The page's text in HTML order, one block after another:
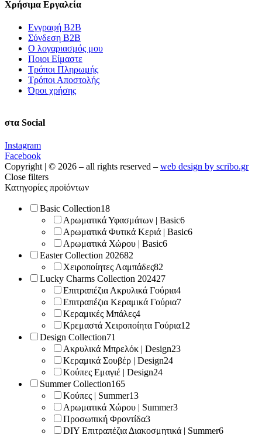
Χρήσιμα Εργαλεία
Εγγραφή Β2Β
Σύνδεση Β2Β
Ο λογαριασμός μου
Ποιοι Είμαστε
Τρόποι Πληρωμής
Τρόποι Αποστολής
Όροι χρήσης
στα Social
Instagram
Facebook
Copyright | © 2026 – all rights reserved – web design by scribo.gr
Close filters
Κατηγορίες προϊόντων
Basic Collection18
Αρωματικά Υφασμάτων | Basic6
Αρωματικά Φυτικά Κεριά | Basic6
Αρωματικά Χώρου | Basic6
Easter Collection 202682
Χειροποίητες Λαμπάδες82
Lucky Charms Collection 202427
Επιτραπέζια Ακρυλικά Γούρια4
Επιτραπέζια Κεραμικά Γούρια7
Κεραμικές Μπάλες4
Κρεμαστά Χειροποίητα Γούρια12
Design Collection71
Ακρυλικά Μπρελόκ | Design23
Κεραμικά Σουβέρ | Design24
Κούπες Εμαγιέ | Design24
Summer Collection165
Κούπες | Summer13
Αρωματικά Χώρου | Summer3
Προσωπική Φροντίδα3
DIY Επιτραπέζια Διακοσμητικά | Summer6